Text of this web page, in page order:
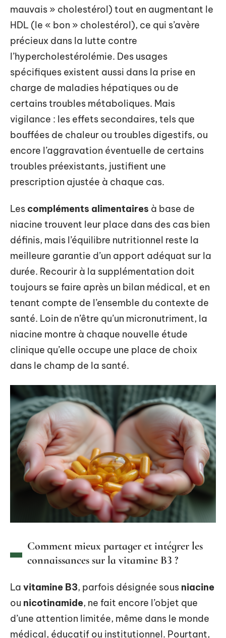
mauvais » cholestérol) tout en augmentant le
HDL (le « bon » cholestérol), ce qui s’avère
précieux dans la lutte contre
l’hypercholestérolémie. Des usages
spécifiques existent aussi dans la prise en
charge de maladies hépatiques ou de
certains troubles métaboliques. Mais
vigilance : les effets secondaires, tels que
bouffées de chaleur ou troubles digestifs, ou
encore l’aggravation éventuelle de certains
troubles préexistants, justifient une
prescription ajustée à chaque cas.
Les compléments alimentaires à base de
niacine trouvent leur place dans des cas bien
définis, mais l’équilibre nutritionnel reste la
meilleure garantie d’un apport adéquat sur la
durée. Recourir à la supplémentation doit
toujours se faire après un bilan médical, et en
tenant compte de l’ensemble du contexte de
santé. Loin de n’être qu’un micronutriment, la
niacine montre à chaque nouvelle étude
clinique qu’elle occupe une place de choix
dans le champ de la santé.
Comment mieux partager et intégrer les
connaissances sur la vitamine B3 ?
La vitamine B3, parfois désignée sous niacine
ou nicotinamide, ne fait encore l’objet que
d’une attention limitée, même dans le monde
médical, éducatif ou institutionnel. Pourtant,